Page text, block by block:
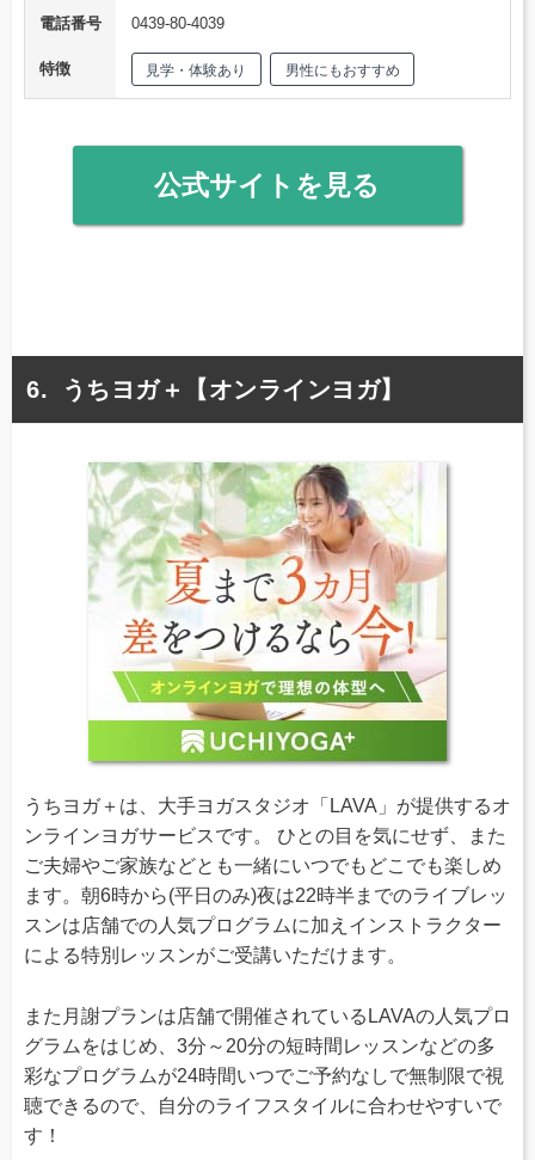
電話番号
0439-80-4039
特徴 見学・体験あり 男性にもおすすめ
公式サイトを見る
うちヨガ＋【オンラインヨガ】
うちヨガ＋は、大手ヨガスタジオ「LAVA」が提供するオ
ンラインヨガサービスです。 ひとの目を気にせず、また
ご夫婦やご家族などとも一緒にいつでもどこでも楽しめ
ます。朝6時から(平日のみ)夜は22時半までのライブレッ
スンは店舗での人気プログラムに加えインストラクター
による特別レッスンがご受講いただけます。
また月謝プランは店舗で開催されているLAVAの人気プロ
グラムをはじめ、3分～20分の短時間レッスンなどの多
彩なプログラムが24時間いつでご予約なしで無制限で視
聴できるので、自分のライフスタイルに合わせやすいで
す！